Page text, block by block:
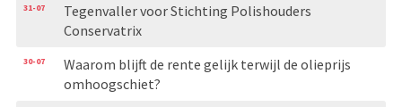
31-07
Tegenvaller voor Stichting Polishouders
Conservatrix
30-07
Waarom blijft de rente gelijk terwijl de olieprijs
omhoogschiet?